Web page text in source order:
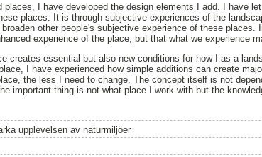
I have developed the design elements I add. I have
places. It is through subjective experiences of the
other people's subjective experience of these places.
experience of the place, but that what we experience
creates essential but also new conditions for how I as a
I have experienced how simple additions can create
the less I need to change. The concept itself is not
important thing is not what place I work with but the
upplevelsen av naturmiljöer